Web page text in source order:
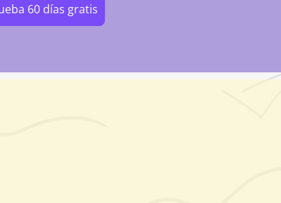
60 días gratis